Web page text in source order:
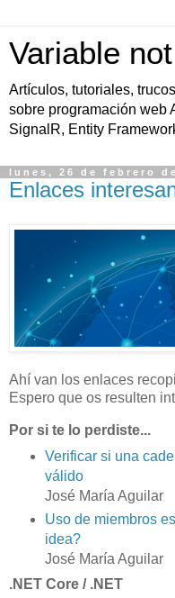
Variable
Artículos, tutoriales,
sobre programación web
SignalR, Entity
lunes, 26 de febrero
Enlaces
Ahí van los enlaces
Espero que os resulten
Por si te lo perdiste...
Verificar si una
válido
José María Aguilar
Uso de miembros
idea?
José María Aguilar
.NET Core / .NET